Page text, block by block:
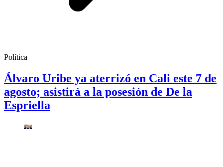
Política
Álvaro Uribe ya aterrizó en Cali este 7 de
agosto; asistirá a la posesión de De la
Espriella